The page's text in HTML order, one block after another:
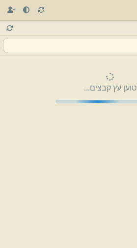
טוען עץ קבצים...